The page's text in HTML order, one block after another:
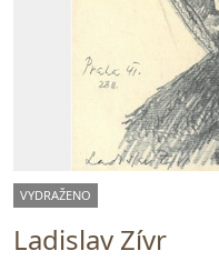
VYDRAŽENO
Ladislav Zívr